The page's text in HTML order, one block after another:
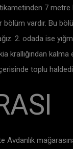
7
bölüm vardır.
2. odada ise
toplu